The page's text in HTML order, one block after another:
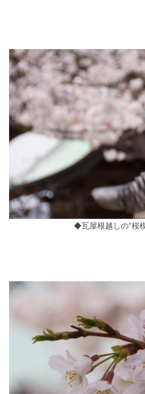
◆瓦屋根越しの”桜